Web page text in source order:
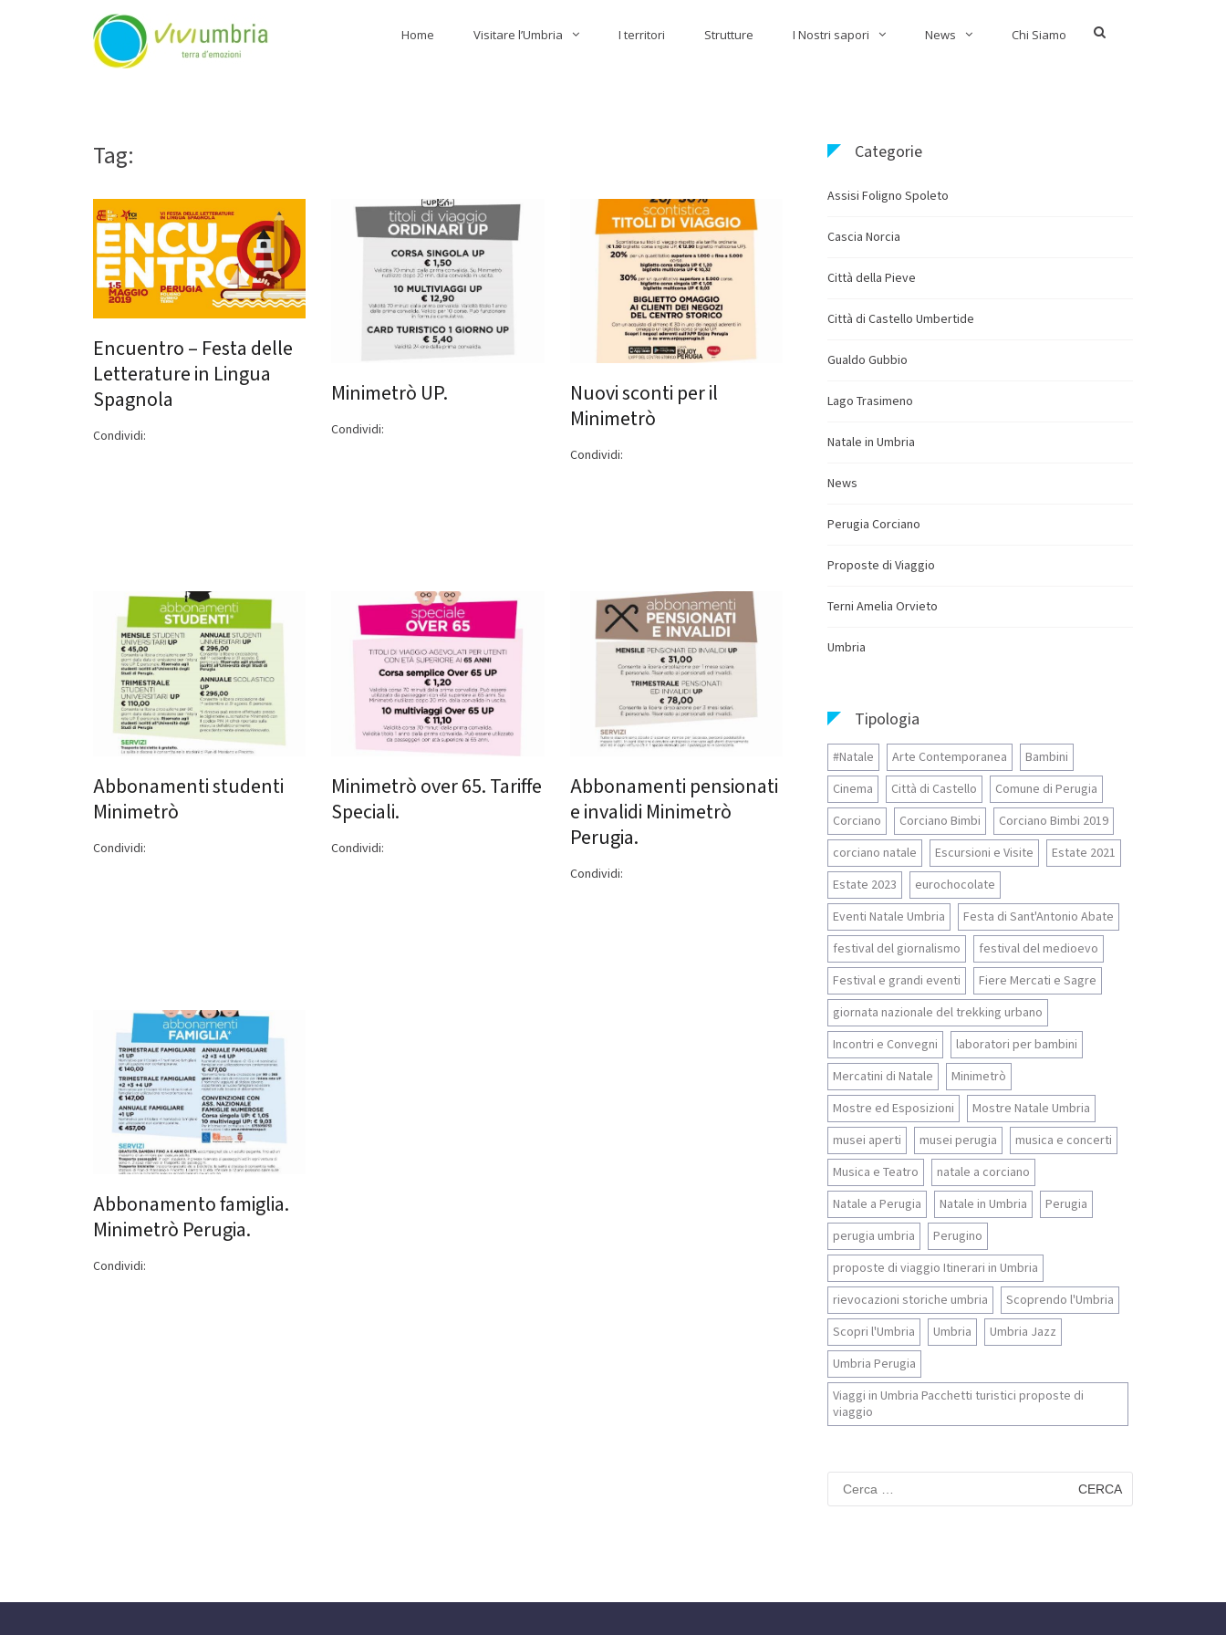
Home Visitare l’Umbria I territori Strutture I Nostri sapori News Chi Siamo
Show
Tag:
Encuentro – Festa delle
Letterature in Lingua
Spagnola
Condividi:
Minimetrò UP.
Condividi:
Nuovi sconti per il
Minimetrò
Condividi:
Abbonamenti studenti
Minimetrò
Condividi:
Minimetrò over 65. Tariffe
Speciali.
Condividi:
Abbonamenti pensionati
e invalidi Minimetrò
Perugia.
Condividi:
Abbonamento famiglia.
Minimetrò Perugia.
Condividi:
Categorie
Assisi Foligno Spoleto
Cascia Norcia
Città della Pieve
Città di Castello Umbertide
Gualdo Gubbio
Lago Trasimeno
Natale in Umbria
News
Perugia Corciano
Proposte di Viaggio
Terni Amelia Orvieto
Umbria
Tipologia
#Natale Arte Contemporanea
Bambini
Cinema
Città di Castello
Comune di Perugia
Corciano
Corciano Bimbi
Corciano Bimbi 2019
corciano natale
Escursioni e Visite
Estate 2021
Estate 2023
eurochocolate
Eventi Natale Umbria
Festa di Sant'Antonio Abate
festival del giornalismo
festival del medioevo
Festival e grandi eventi
Fiere Mercati e Sagre
giornata nazionale del trekking urbano
Incontri e Convegni
laboratori per bambini
Mercatini di Natale
Minimetrò
Mostre ed Esposizioni
Mostre Natale Umbria
musei aperti
musei perugia
musica e concerti
Musica e Teatro
natale a corciano
Natale a Perugia
Natale in Umbria
Perugia
perugia umbria
Perugino
proposte di viaggio Itinerari in Umbria
rievocazioni storiche umbria
Scoprendo l'Umbria
Scopri l'Umbria
Umbria
Umbria Jazz
Umbria Perugia
Viaggi in Umbria Pacchetti turistici proposte di
viaggio
per: